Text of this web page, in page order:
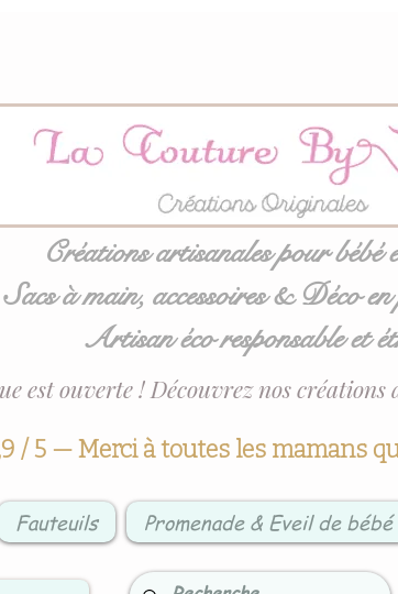
Créations artisanales pour bébé
Sacs à main, accessoires & Déco en
Artisan éco responsable et
/ 5 — Merci à toutes les mamans
est ouverte ! Découvrez nos créations
Fauteuils Promenade & Eveil de bébé